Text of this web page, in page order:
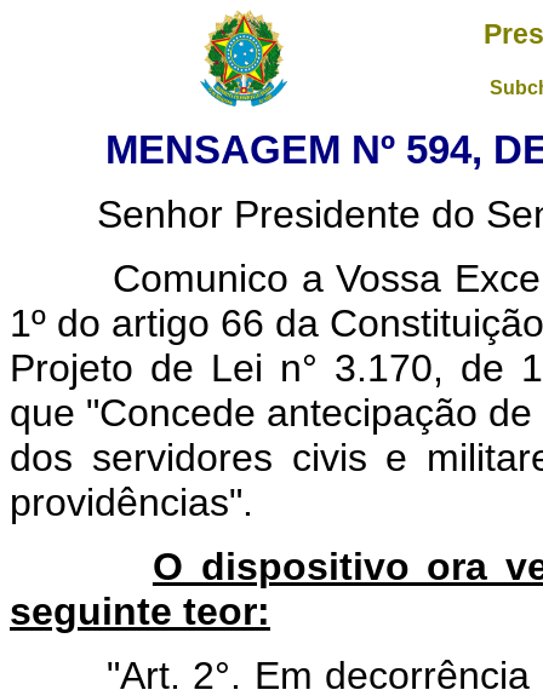
MENSAGEM Nº 594,
Senhor Presidente do
Comunico a Vossa
1º do artigo 66 da
Projeto de Lei n° 3.170, de
que "Concede antecipação
dos servidores civis e
providências".
O dispositivo ora
seguinte teor:
"Art. 2°. Em